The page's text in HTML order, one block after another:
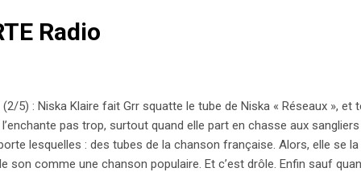
Radio
5) : Niska Klaire fait Grr squatte le tube de Niska « Réseaux », et
pas trop, surtout quand elle part en chasse aux
lesquelles : des tubes de la chanson française. Alors, elle se la
son comme une chanson populaire. Et c’est drôle. Enfin sauf